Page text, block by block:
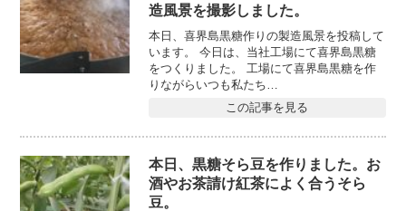
造風景を撮影しました。
本日、喜界島黒糖作りの製造風景を投稿して
います。 今日は、当社工場にて喜界島黒糖
をつくりました。 工場にて喜界島黒糖を作
りながらいつも私たち…
この記事を見る
本日、黒糖そら豆を作りました。お
酒やお茶請け紅茶によく合うそら
豆。